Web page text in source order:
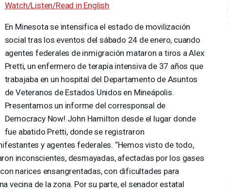
Watch/Listen/Read in English
En Minesota se intensifica el estado de movilización
social tras los eventos del sábado 24 de enero, cuando
agentes federales de inmigración mataron a tiros a Alex
Pretti, un enfermero de terapia intensiva de 37 años que
trabajaba en un hospital del Departamento de Asuntos
de Veteranos de Estados Unidos en Mineápolis.
Presentamos un informe del corresponsal de
Democracy Now! John Hamilton desde el lugar donde
fue abatido Pretti, donde se registraron
y agentes federales. “Hemos visto de todo,
inconscientes, desmayadas, afectadas por los gases
narices ensangrentadas, con dificultades para
vecina de la zona. Por su parte, el senador estatal